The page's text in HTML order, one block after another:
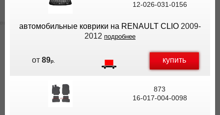
12-026-031-0156
автомобильные коврики на RENAULT CLIO 2009-
2012 подробнее
от89р. купить
873
16-017-004-0098